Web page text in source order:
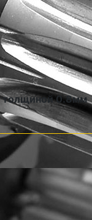
толщиной 0.8мм